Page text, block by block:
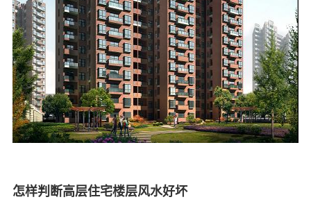
怎样判断高层住宅楼层风水好坏